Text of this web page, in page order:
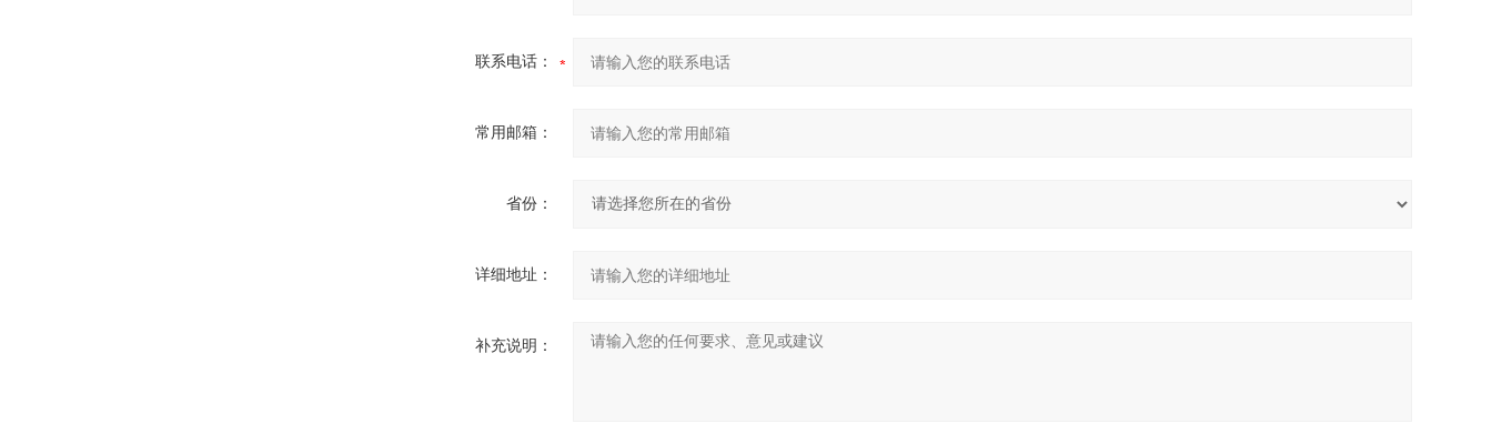
联系电话：
常用邮箱：
省份：
详细地址：
补充说明：